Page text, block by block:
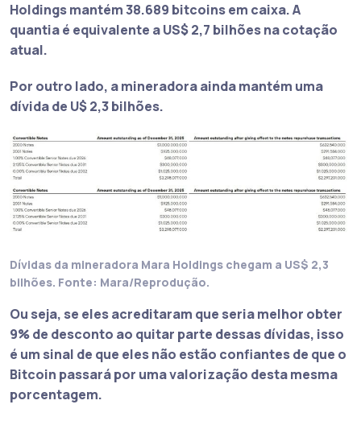
Holdings mantém 38.689 bitcoins em caixa. A
quantia é equivalente aUS$ 2,7 bilhõesna cotação
atual.
Por outro lado, a mineradora ainda mantém uma
dívida de U$ 2,3 bilhões.
Dívidas da mineradora Mara Holdings chegam a US$ 2,3
bilhões. Fonte: Mara/Reprodução.
Ou seja, se eles acreditaram que seria melhor obter
9% de desconto ao quitar parte dessas dívidas, isso
é um sinal de que eles não estão confiantes de que o
Bitcoin passará por uma valorização desta mesma
porcentagem.